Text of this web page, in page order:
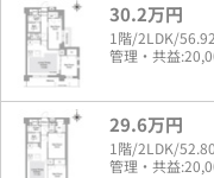
30.2万円
1階/2LDK/
管理・共益
29.6万円
1階/2LDK/
管理・共益